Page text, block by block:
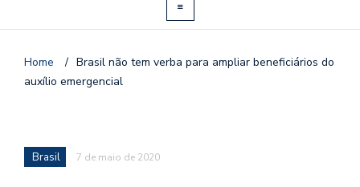
Home / Brasil não tem verba para ampliar beneficiários do
auxílio emergencial
Brasil 7 de maio de 2020